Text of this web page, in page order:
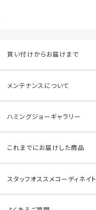
買い付けからお届けまで
メンテナンスについて
ハミングジョーギャラリー
これまでにお届けした商品
スタッフオススメコーディネイト